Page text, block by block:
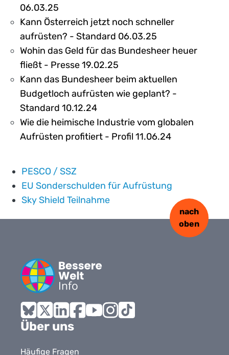
06.03.25
Kann Österreich jetzt noch schneller
aufrüsten? - Standard 06.03.25
Wohin das Geld für das Bundesheer heuer
fließt - Presse 19.02.25
Kann das Bundesheer beim aktuellen
Budgetloch aufrüsten wie geplant? -
Standard 10.12.24
Wie die heimische Industrie vom globalen
Aufrüsten profitiert - Profil 11.06.24
PESCO / SSZ
EU Sonderschulden für Aufrüstung
Sky Shield Teilnahme
Bluesky
X LinkedInFacebook
nach
oben
Über uns
Häufige Fragen